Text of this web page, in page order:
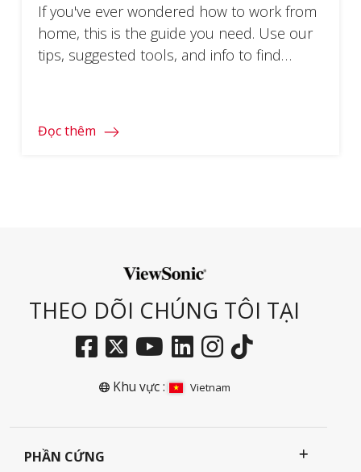
If you've ever wondered how to work from
home, this is the guide you need. Use our
tips, suggested tools, and info to find
Đọc thêm
THEO DÕI CHÚNG TÔI TẠI
Khu vực : Vietnam
PHẦN CỨNG